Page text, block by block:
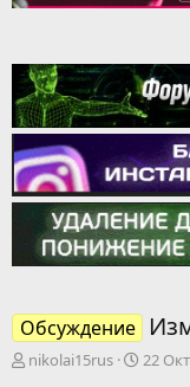
Обсуждение
А
nikolai15rus
Д
22